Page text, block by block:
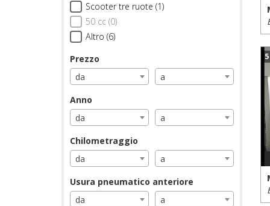
Scooter tre ruote (1)
50 cc (0)
Altro (6)
Prezzo
da
a
Anno
da
a
Chilometraggio
da
a
Usura pneumatico anteriore
da
a